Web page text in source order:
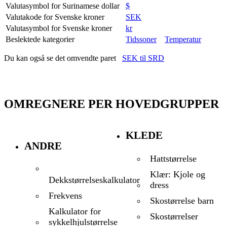
Valutasymbol for Surinamese dollar
$
Valutakode for Svenske kroner
SEK
Valutasymbol for Svenske kroner
kr
Beslektede kategorier
Tidssoner Temperatur
Du kan også se det omvendte paret SEK til SRD
OMREGNERE PER HOVEDGRUPPER
ANDRE
Dekkstørrelseskalkulator
Frekvens
Kalkulator for
sykkelhjulstørrelse
KLEDE
Hattstørrelse
Klær: Kjole og
dress
Skostørrelse barn
Skostørrelser